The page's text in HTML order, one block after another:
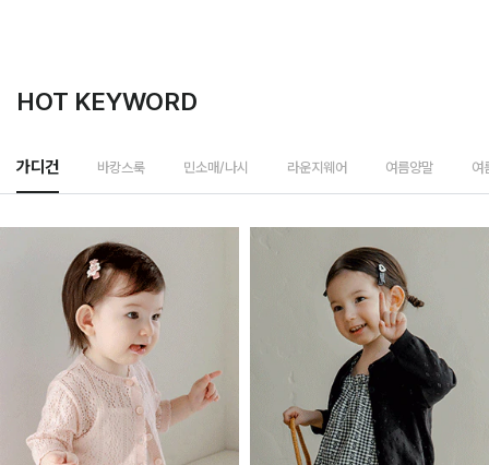
HOT KEYWORD
가디건 바캉스룩 민소매/나시 라운지웨어 여름양말 여